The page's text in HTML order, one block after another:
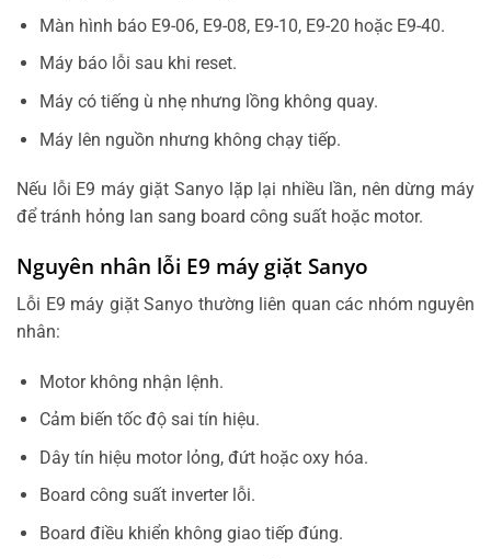
Màn hình báo E9-06, E9-08, E9-10, E9-20 hoặc E9-40.
Máy báo lỗi sau khi reset.
Máy có tiếng ù nhẹ nhưng lồng không quay.
Máy lên nguồn nhưng không chạy tiếp.
Nếu lỗi E9 máy giặt Sanyo lặp lại nhiều lần, nên dừng máy
để tránh hỏng lan sang board công suất hoặc motor.
Nguyên nhân lỗi E9 máy giặt Sanyo
Lỗi E9 máy giặt Sanyo thường liên quan các nhóm nguyên
nhân:
Motor không nhận lệnh.
Cảm biến tốc độ sai tín hiệu.
Dây tín hiệu motor lỏng, đứt hoặc oxy hóa.
Board công suất inverter lỗi.
Board điều khiển không giao tiếp đúng.